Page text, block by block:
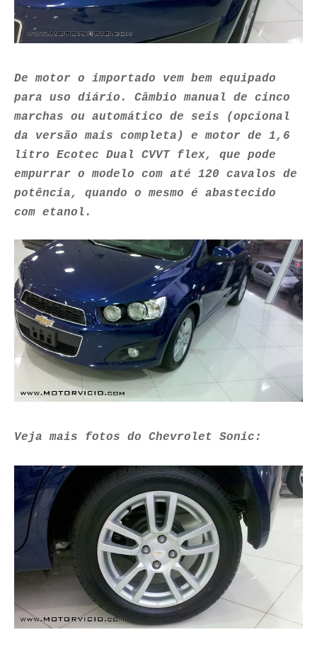
De motor o importado vem bem equipado
para uso diário. Câmbio manual de cinco
marchas ou automático de seis (opcional
da versão mais completa) e motor de 1,6
litro Ecotec Dual CVVT flex, que pode
empurrar o modelo com até 120 cavalos de
potência, quando o mesmo é abastecido
com etanol.
Veja mais fotos do Chevrolet Sonic: